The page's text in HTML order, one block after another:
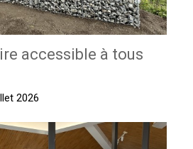
accessible à tous
2026